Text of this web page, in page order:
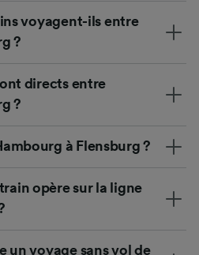
voyagent-ils entre
?
directs entre
?
à Flensburg ?
opère sur la ligne
un voyage sans vol de